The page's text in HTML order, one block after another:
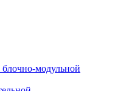
модульной